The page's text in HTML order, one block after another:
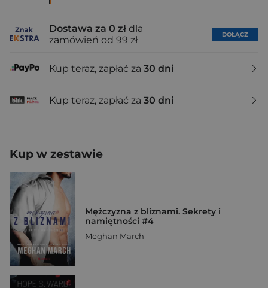
Dostawa za 0 zł dla
zamówień od 99 zł
DOŁĄCZ
Kup teraz, zapłać za 30 dni
Kup teraz, zapłać za 30 dni
Kup w zestawie
Mężczyzna z bliznami. Sekrety i
namiętności #4
Meghan March